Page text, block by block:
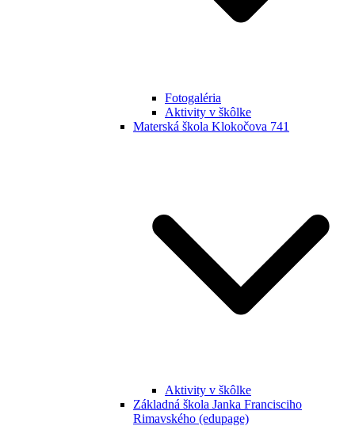
Fotogaléria
Aktivity v škôlke
Materská škola Klokočova 741
Aktivity v škôlke
Základná škola Janka Francisciho
Rimavského (edupage)